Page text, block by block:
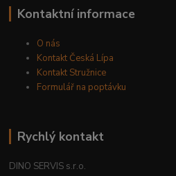
Kontaktní informace
O nás
Kontakt Česká Lípa
Kontakt Stružnice
Formulář na poptávku
Rychlý kontakt
DINO SERVIS s.r.o.